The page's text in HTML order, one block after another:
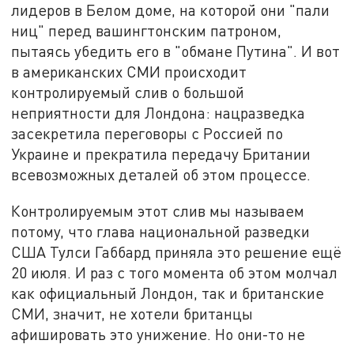
лидеров в Белом доме, на которой они "пали
ниц" перед вашингтонским патроном,
пытаясь убедить его в "обмане Путина". И вот
в американских СМИ происходит
контролируемый слив о большой
неприятности для Лондона: нацразведка
засекретила переговоры с Россией по
Украине и прекратила передачу Британии
всевозможных деталей об этом процессе.
Контролируемым этот слив мы называем
потому, что глава национальной разведки
США Тулси Габбард приняла это решение ещё
20 июля. И раз с того момента об этом молчал
как официальный Лондон, так и британские
СМИ, значит, не хотели британцы
афишировать это унижение. Но они-то не